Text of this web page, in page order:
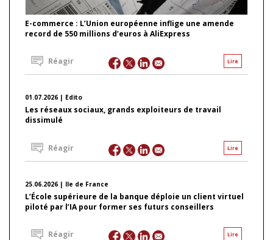
E-commerce : L’Union européenne inflige une amende
record de 550 millions d’euros à AliExpress
Lire
Réagir
01.07.2026 | Edito
Les réseaux sociaux, grands exploiteurs de travail
dissimulé
Lire
Réagir
25.06.2026 | Ile de France
L’École supérieure de la banque déploie un client virtuel
piloté par l’IA pour former ses futurs conseillers
Lire
Réagir